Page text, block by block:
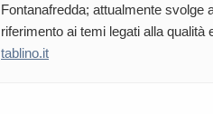
Fontanafredda; attualmente svolge
riferimento ai temi legati alla
tablino.it